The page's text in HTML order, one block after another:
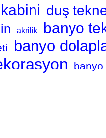
duş
akrilik banyo
banyo
banyo